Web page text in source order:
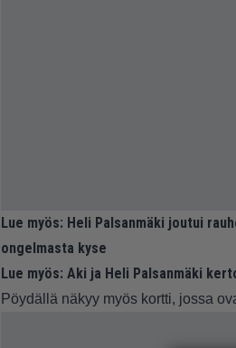
Lue myös: Heli Palsanmäki joutui
ongelmasta kyse
Lue myös: Aki ja Heli Palsanmäki
Pöydällä näkyy myös kortti, jossa